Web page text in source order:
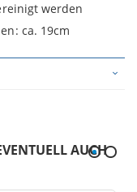
werden
ca. 19cm
AUCH